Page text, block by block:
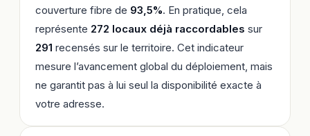
couverture fibre de 93,5%. En pratique, cela
représente 272 locaux déjà raccordables sur
291 recensés sur le territoire. Cet indicateur
mesure l’avancement global du déploiement, mais
ne garantit pas à lui seul la disponibilité exacte à
votre adresse.